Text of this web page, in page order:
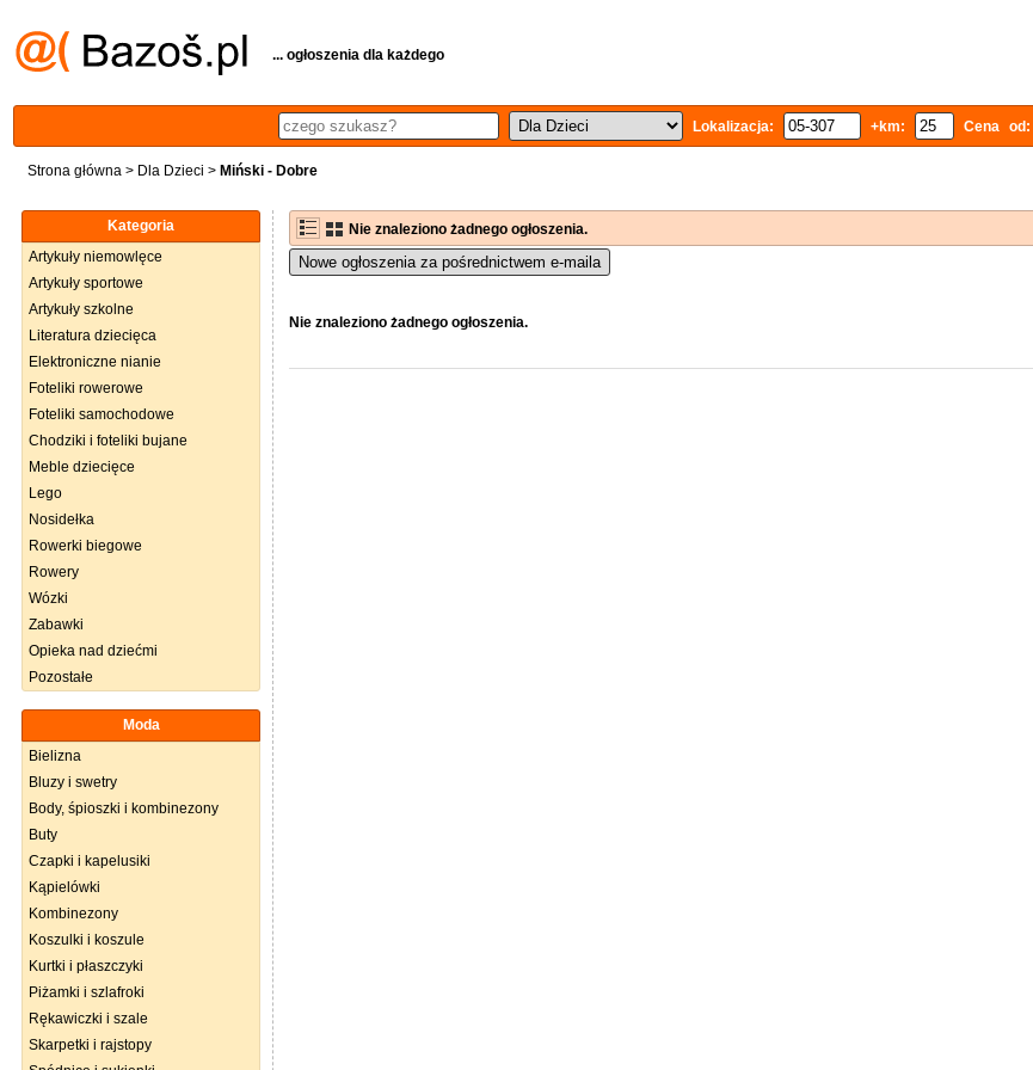
... ogłoszenia dla każdego
Lokalizacja: +km: Cena od:
Strona główna > Dla Dzieci > Miński - Dobre
Kategoria
Artykuły niemowlęce
Artykuły sportowe
Artykuły szkolne
Literatura dziecięca
Elektroniczne nianie
Foteliki rowerowe
Foteliki samochodowe
Chodziki i foteliki bujane
Meble dziecięce
Lego
Nosidełka
Rowerki biegowe
Rowery
Wózki
Zabawki
Opieka nad dziećmi
Pozostałe
Moda
Bielizna
Bluzy i swetry
Body, śpioszki i kombinezony
Buty
Czapki i kapelusiki
Kąpielówki
Kombinezony
Koszulki i koszule
Kurtki i płaszczyki
Piżamki i szlafroki
Rękawiczki i szale
Skarpetki i rajstopy
Nie znaleziono żadnego ogłoszenia.
Nowe ogłoszenia za pośrednictwem e-maila
Nie znaleziono żadnego ogłoszenia.